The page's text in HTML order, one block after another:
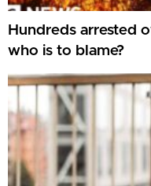
Hundreds arrested
who is to blame?